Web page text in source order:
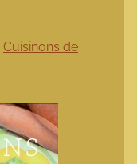
Cuisinons de